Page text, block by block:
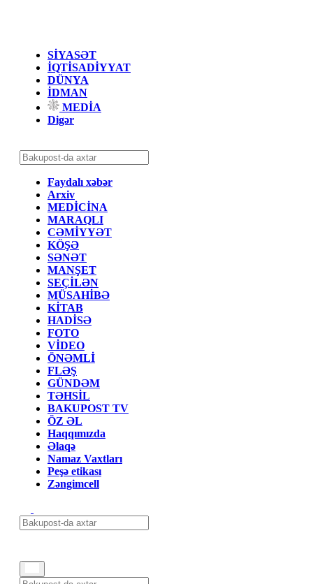
SİYASƏT
İQTİSADİYYAT
DÜNYA
İDMAN
MEDİA
Digər
Faydalı xəbər
Arxiv
MEDİCİNA
MARAQLI
CƏMİYYƏT
KÖŞƏ
SƏNƏT
MANŞET
SEÇİLƏN
MÜSAHİBƏ
KİTAB
HADİSƏ
FOTO
VİDEO
ÖNƏMLİ
FLƏŞ
GÜNDƏM
TƏHSİL
BAKUPOST TV
ÖZ ƏL
Haqqımızda
Əlaqə
Namaz Vaxtları
Peşə etikası
Zəngimcell